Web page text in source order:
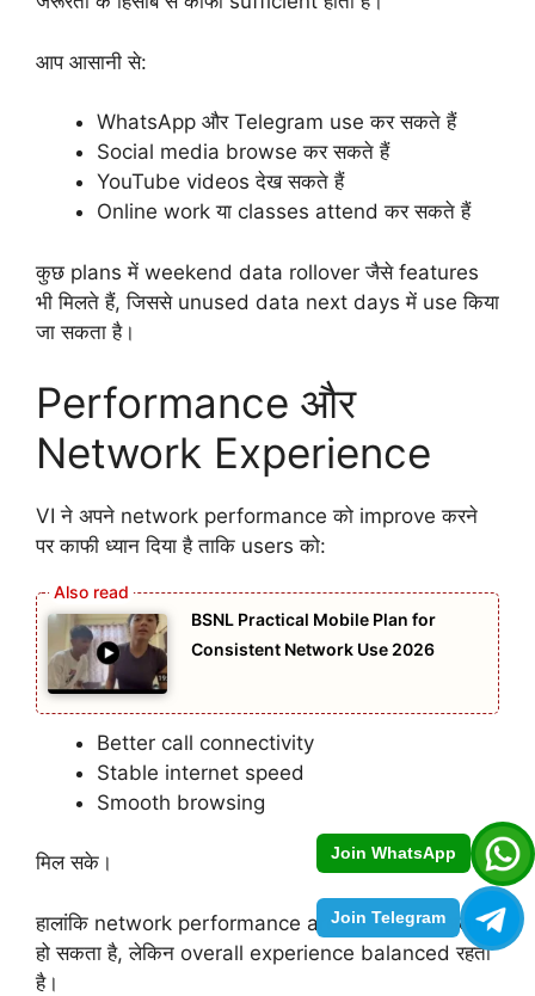
Join WhatsApp
Join Telegram
आप आसानी से:
WhatsApp और Telegram use कर सकते हैं
Social media browse कर सकते हैं
YouTube videos देख सकते हैं
Online work या classes attend कर सकते हैं
कुछ plans में weekend data rollover जैसे features
भी मिलते हैं, जिससे unused data next days में use किया
जा सकता है।
Performance और
Network Experience
VI ने अपने network performance को improve करने
पर काफी ध्यान दिया है ताकि users को:
BSNL Practical Mobile Plan for
Consistent Network Use 2026
Better call connectivity
Stable internet speed
Smooth browsing
मिल सके।
हालांकि network performance area के हिसाब से अलग
हो सकता है, लेकिन overall experience balanced रहता
है।